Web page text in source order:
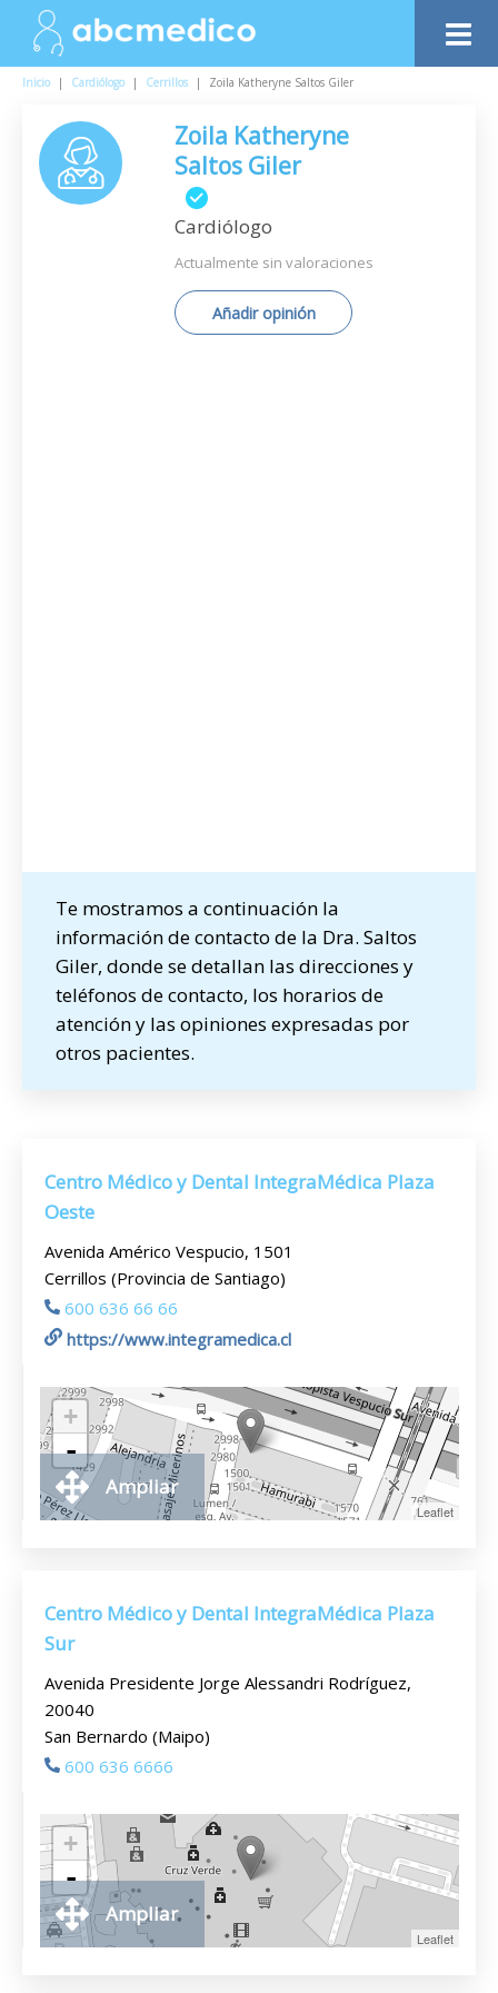
Inicio | Cardiólogo | Cerrillos | Zoila Katheryne Saltos Giler
Zoila Katheryne
Saltos Giler
Cardiólogo
Actualmente sin valoraciones
Añadir opinión
Te mostramos a continuación la
información de contacto de la Dra. Saltos
Giler, donde se detallan las direcciones y
teléfonos de contacto, los horarios de
atención y las opiniones expresadas por
otros pacientes.
Centro Médico y Dental IntegraMédica Plaza
Oeste
Avenida Américo Vespucio, 1501
Cerrillos (Provincia de Santiago)
600 636 66 66
https://www.integramedica.cl
+
-
Leaflet
Ampliar
Centro Médico y Dental IntegraMédica Plaza
Sur
Avenida Presidente Jorge Alessandri Rodríguez,
20040
San Bernardo (Maipo)
600 636 6666
+
-
Leaflet
Ampliar